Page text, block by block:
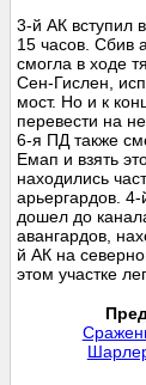
3-й АК вступил
15 часов. Сбив
смогла в ходе
Сен-Гислен,
мост. Но и к
перевести на
6-я ПД также
Емап и взять
находились
арьергардов.
дошел до
авангардов,
й АК на
этом участке